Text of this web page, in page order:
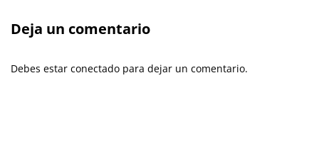
Deja un comentario
Debes estar conectado para dejar un comentario.